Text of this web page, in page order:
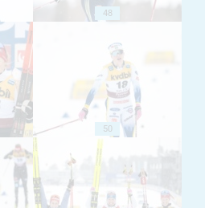
48
50